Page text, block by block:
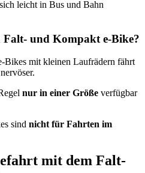
leicht in Bus und Bahn
Falt- und Kompakt e-Bike?
Bikes mit kleinen Laufrädern fährt
nur in einer Größe verfügbar
sind nicht für Fahrten im
mit dem Falt-